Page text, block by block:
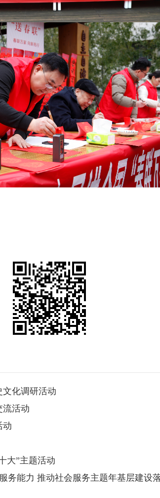
化调研活动
流活动
动
大”主题活动
务能力 推动社会服务主题年基层建设